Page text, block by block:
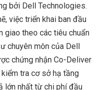
bởi Dell Technologies.
việc triển khai ban đầu
giao theo các tiêu chuẩn
chuyên môn của Dell
chứng nhận Co-Deliver
kiểm tra cơ sở hạ tầng
lớn nhất từ chi phí đầu